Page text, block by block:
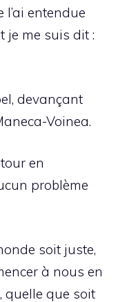
entendue
je me suis dit :
devançant
Voinea.
en
problème
soit juste,
à nous en
quelle que soit